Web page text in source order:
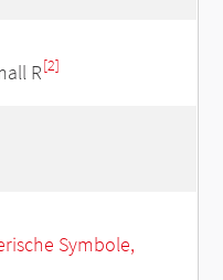
R[2]
Symbole,